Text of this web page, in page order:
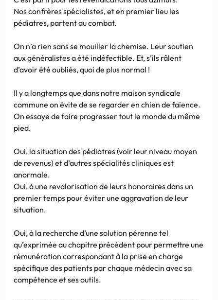
Nos confrères spécialistes, et en premier lieu les
pédiatres, partent au combat.
On n’a rien sans se mouiller la chemise. Leur soutien
aux généralistes a été indéfectible. Et, s’ils râlent
d’avoir été oubliés, quoi de plus normal !
Il y a longtemps que dans notre maison syndicale
commune on évite de se regarder en chien de faïence.
On essaye de faire progresser tout le monde du même
pied.
Oui, la situation des pédiatres (voir leur niveau moyen
de revenus) et d’autres spécialités cliniques est
anormale.
Oui, à une revalorisation de leurs honoraires dans un
premier temps pour éviter une aggravation de leur
situation.
Oui, à la recherche d’une solution pérenne tel
qu’exprimée au chapitre précédent pour permettre une
rémunération correspondant à la prise en charge
spécifique des patients par chaque médecin avec sa
compétence et ses outils.